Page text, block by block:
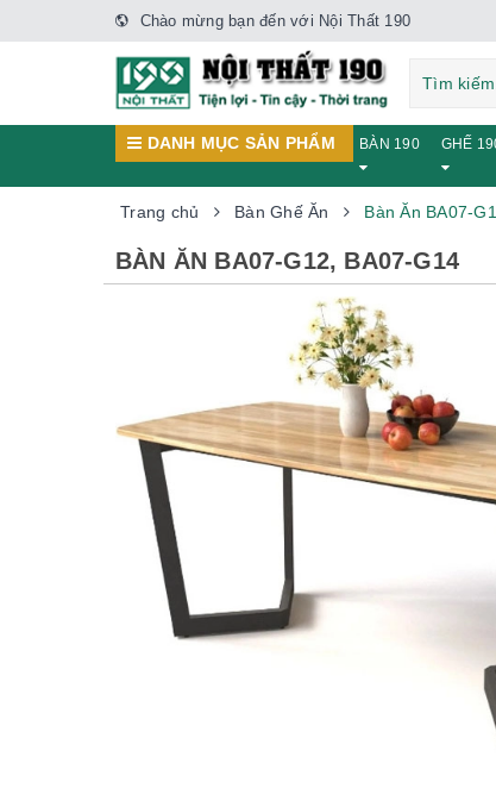
Chào mừng bạn đến với Nội Thất 190
DANH MỤC SẢN PHẨM BÀN 190 GHẾ
Trang chủ Bàn Ghế Ăn Bàn Ăn BA07-
BÀN ĂN BA07-G12, BA07-G14